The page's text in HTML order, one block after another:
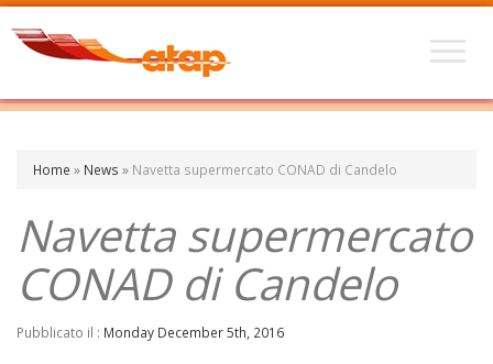
Home » News » Navetta supermercato CONAD di Candelo
Navetta supermercato
CONAD di Candelo
Pubblicato il : Monday December 5th, 2016